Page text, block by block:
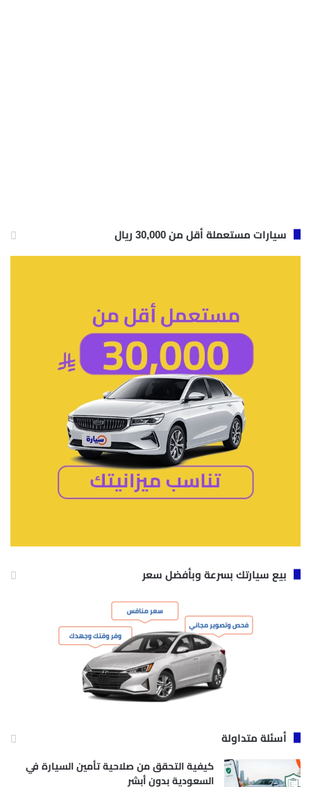
سيارات مستعملة أقل من 30,000 ريال
بيع سيارتك بسرعة وبأفضل سعر
أسئلة متداولة
كيفية التحقق من صلاحية تأمين السيارة في
السعودية بدون أبشر